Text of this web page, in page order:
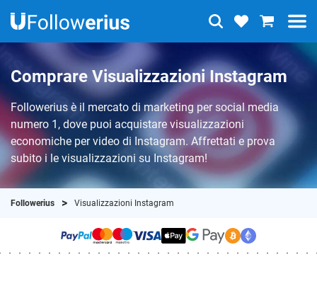
Comprare Visualizzazioni Instagram
Followerius è il mercato di marketing per social media
numero 1, dove puoi acquistare visualizzazioni
economiche per video di Instagram. Affrettati e prova
subito i le visualizzazioni su Instagram!
Followerius Visualizzazioni Instagram